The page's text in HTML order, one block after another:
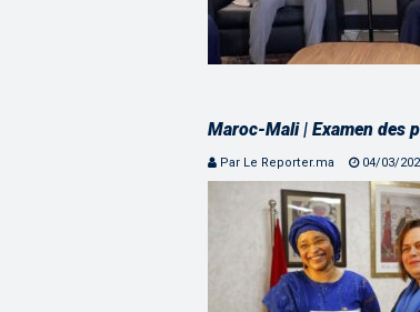
Maroc-Mali | Examen des
Par Le Reporter.ma 04/03/